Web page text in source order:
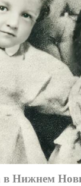
Нижнем